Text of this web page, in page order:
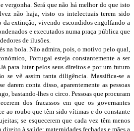
vergonha. Será que não há melhor do que isto
não haja, visto os intelectuais terem sido
da extinção, vivendo escondidos engolfando a
e executados numa praça pública que
de ilusões.
na bola. Não admira, pois, o motivo pelo qual,
Portugal esteja constantemente a ser
para lutar pelos seus direitos e por um futuro
se vê assim tanta diligência. Massifica-se a
darem conta disso, aparentemente as pessoas
bastando-lhes o circo. Pessoas que procuram
dos fracassos em que os governantes
ao roubo que têm sido vítimas e do constante
se esquecerem que cada vez têm menos
à saúde; maternidades fechadas e mães a